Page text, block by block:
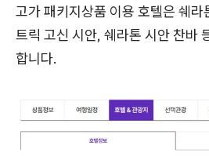
고가 패키지상품 이용 호텔은 쉐라
트릭 고신 시안, 쉐라톤 시안 찬바
합니다.